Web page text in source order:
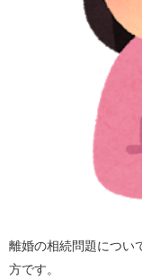
離婚の相続問題につい
方です。